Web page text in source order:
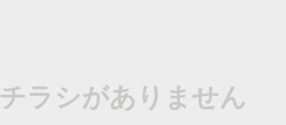
チラシがありません